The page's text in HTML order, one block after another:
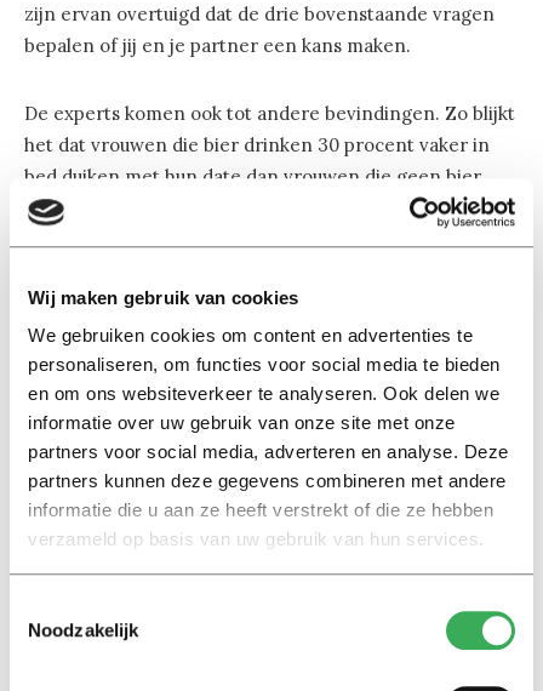
Wij maken gebruik van cookies
We gebruiken cookies om content en advertenties te
personaliseren, om functies voor social media te bieden
en om ons websiteverkeer te analyseren. Ook delen we
informatie over uw gebruik van onze site met onze
partners voor social media, adverteren en analyse. Deze
partners kunnen deze gegevens combineren met andere
informatie die u aan ze heeft verstrekt of die ze hebben
verzameld op basis van uw gebruik van hun services.
Noodzakelijk
zijn ervan overtuigd dat de drie bovenstaande vragen
bepalen of jij en je partner een kans maken.
De experts komen ook tot andere bevindingen. Zo blijkt
het dat vrouwen die bier drinken 30 procent vaker in
bed duiken met hun date dan vrouwen die geen bier
drinken. Dat berichten waar spellingsfouten en
traditionele complimenten zoals ‘mooi’ of ‘sexy’.
Lees ook
Marion Koopmans over online
bedreigingen en desinformatie: